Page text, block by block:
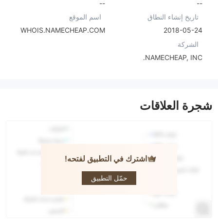
--
--
تاريخ إنشاء النطاق
2018-05-24
اسم الموقع
WHOIS.NAMECHEAP.COM
الشركة
NAMECHEAP, INC.
شجرة العلاقات
اشترك في التطبيق لفتحه!
حمّل التطبيق
OPTIONS